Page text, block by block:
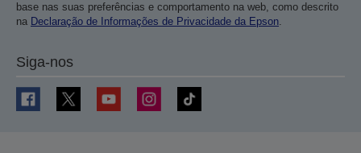
base nas suas preferências e comportamento na web, como descrito
na Declaração de Informações de Privacidade da Epson.
Siga-nos